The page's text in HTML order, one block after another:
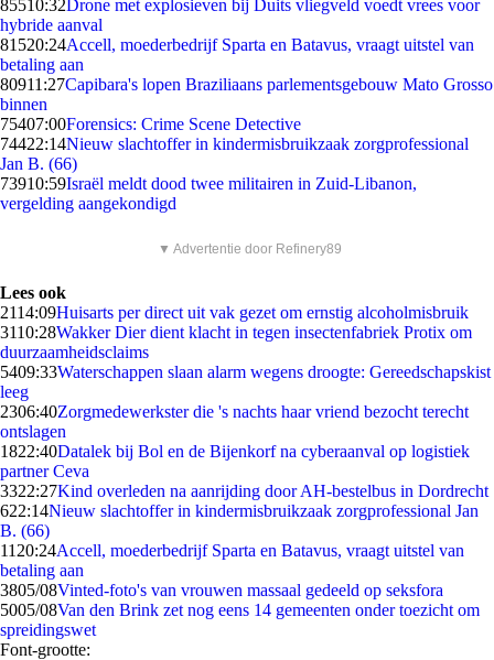
85510:32 Drone met explosieven bij Duits vliegveld voedt vrees voor
hybride aanval
81520:24Accell, moederbedrijf Sparta en Batavus, vraagt uitstel van
betaling aan
80911:27Capibara's lopen Braziliaans parlementsgebouw Mato Grosso
binnen
75407:00Forensics: Crime Scene Detective
74422:14Nieuw slachtoffer in kindermisbruikzaak zorgprofessional
Jan B. (66)
73910:59Israël meldt dood twee militairen in Zuid-Libanon,
vergelding aangekondigd
▼ Advertentie door Refinery89
Lees ook
2114:09Huisarts per direct uit vak gezet om ernstig alcoholmisbruik
3110:28Wakker Dier dient klacht in tegen insectenfabriek Protix om
duurzaamheidsclaims
5409:33Waterschappen slaan alarm wegens droogte: Gereedschapskist
leeg
2306:40Zorgmedewerkster die 's nachts haar vriend bezocht terecht
ontslagen
1822:40Datalek bij Bol en de Bijenkorf na cyberaanval op logistiek
partner Ceva
3322:27Kind overleden na aanrijding door AH-bestelbus in Dordrecht
622:14Nieuw slachtoffer in kindermisbruikzaak zorgprofessional Jan
B. (66)
11 20:24Accell, moederbedrijf Sparta en Batavus, vraagt uitstel van
betaling aan
3805/08Vinted-foto's van vrouwen massaal gedeeld op seksfora
5005/08Van den Brink zet nog eens 14 gemeenten onder toezicht om
spreidingswet
Font-grootte: